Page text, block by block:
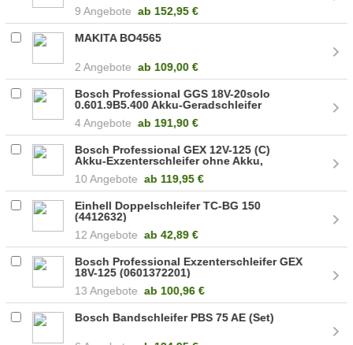
9 Angebote ab 152,95 €
MAKITA BO4565
2 Angebote ab 109,00 €
Bosch Professional GGS 18V-20solo
0.601.9B5.400 Akku-Geradschleifer
4 Angebote ab 191,90 €
Bosch Professional GEX 12V-125 (C)
Akku-Exzenterschleifer ohne Akku,
10 Angebote ab 119,95 €
Einhell Doppelschleifer TC-BG 150
(4412632)
12 Angebote ab42,89 €
Bosch Professional Exzenterschleifer GEX
18V-125 (0601372201)
13 Angebote ab 100,96 €
Bosch Bandschleifer PBS 75 AE (Set)